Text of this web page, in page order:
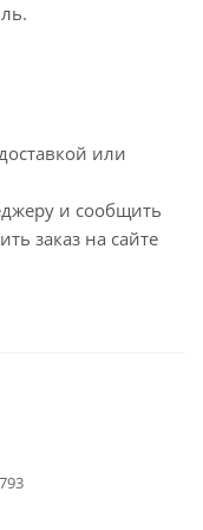
или
и сообщить
заказ на сайте